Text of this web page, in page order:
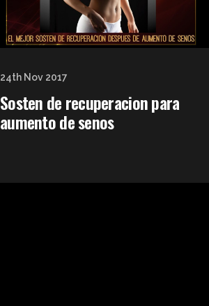
24th Nov 2017
Sosten de recuperacion para
aumento de senos